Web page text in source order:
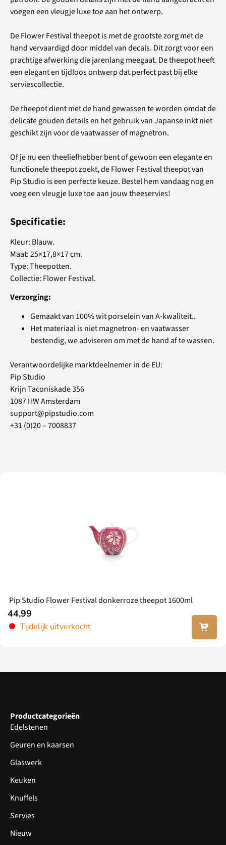
voegen een vleugje luxe toe aan het ontwerp.
De Flower Festival theepot is met de grootste zorg met de
hand vervaardigd door middel van decals. Dit zorgt voor een
prachtige afwerking die jarenlang meegaat. De theepot heeft
een elegant en tijdloos ontwerp dat perfect past bij elke
serviescollectie.
De theepot dient met de hand gewassen te worden omdat de
delicate gouden details en het gebruik van Japanse inkt niet
geschikt zijn voor de vaatwasser of magnetron.
Of je nu een theeliefhebber bent of gewoon een elegante en
functionele theepot zoekt, de Flower Festival theepot van
Pip Studio is een perfecte keuze. Bestel hem vandaag nog en
voeg een vleugje luxe toe aan jouw theeservies!
Specificatie:
Kleur: Blauw.
Maat: 25×17,8×17 cm.
Type: Theepotten.
Collectie: Flower Festival.
Verzorging:
Gemaakt van 100% wit porselein van A-kwaliteit..
Het materiaal is niet magnetron- en vaatwasser
bestendig, we adviseren om met de hand af te wassen.
Verantwoordelijke marktdeelnemer in de EU:
Pip Studio
Krijn Taconiskade 356
1087 HW Amsterdam
support@pipstudio.com
+31 (0)20 – 7008837
Pip Studio Flower Festival donkerroze theepot 1600ml
44,99
Tijdelijk uitverkocht
Lees
verder
Productcategorieën
Edelstenen
Geuren en kaarsen
Glaswerk
Keuken
Knuffels
Servies
Nieuw